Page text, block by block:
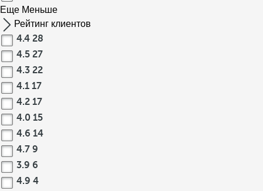
Еще Меньше
Рейтинг клиентов
4.4 28
4.5 27
4.3 22
4.1 17
4.2 17
4.0 15
4.6 14
4.7 9
3.9 6
4.9 4